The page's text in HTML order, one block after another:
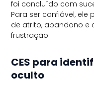
foi concluído com
Para ser confiável,
de atrito, abandono
frustração.
CES para
oculto